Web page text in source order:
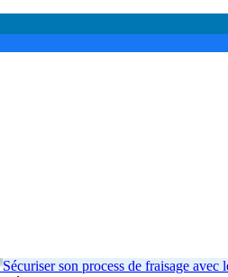
Sécuriser son process de fraisage avec